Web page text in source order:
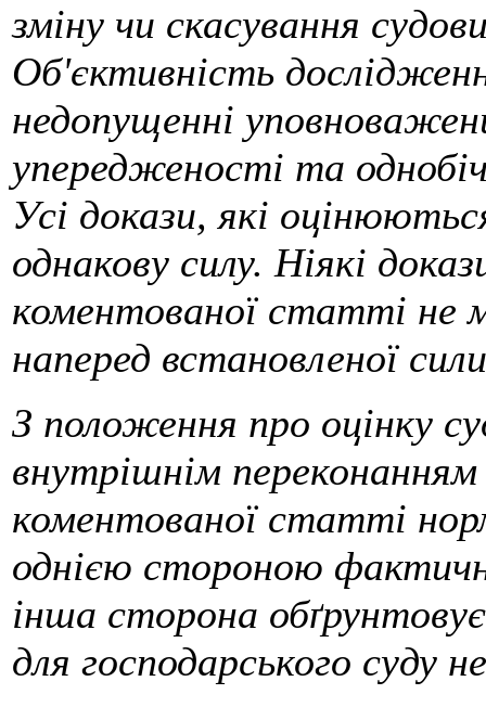
зміну чи скасування
Об'єктивність
недопущенні
упередженості та
Усі докази, які
однакову силу. Ніякі
коментованої статті не
наперед встановленої
З положення про оцінку
внутрішнім переконанням
коментованої статті
однією стороною
інша сторона
для господарського суду